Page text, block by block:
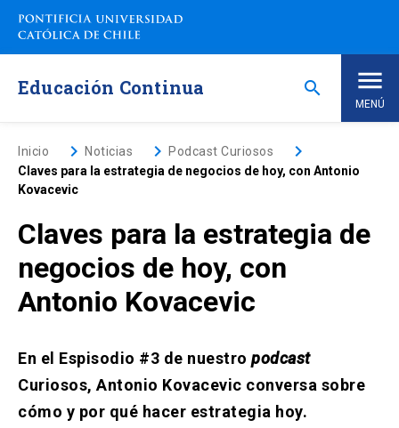
Saltar
contenido
Educación Continua search
MENÚ
Inicio
Nosotros
Programas de Estudio
Programas Corporativos
Noticias
enlace
Inicio keyboard_arrow_rightNoticias keyboard_arrow_rightPodcast Curiosos keyboard_arrow_right
Claves para la estrategia de negocios de hoy, con Antonio
Kovacevic
Claves para la estrategia de
negocios de hoy, con
Antonio Kovacevic
En el Espisodio #3 de nuestro podcast
Curiosos, Antonio Kovacevic conversa sobre
cómo y por qué hacer estrategia hoy.